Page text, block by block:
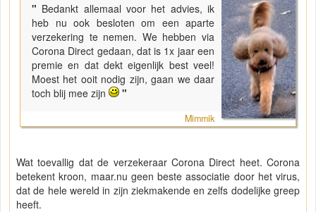
" Bedankt allemaal voor het advies, ik
heb nu ook besloten om een aparte
verzekering te nemen. We hebben via
Corona Direct gedaan, dat is 1x jaar een
premie en dat dekt eigenlijk best veel!
Moest het ooit nodig zijn, gaan we daar
toch blij mee zijn
"
Mimmik
Wat toevallig dat de verzekeraar Corona Direct heet. Corona
betekent kroon, maar.nu geen beste associatie door het virus,
dat de hele wereld in zijn ziekmakende en zelfs dodelijke greep
heeft.